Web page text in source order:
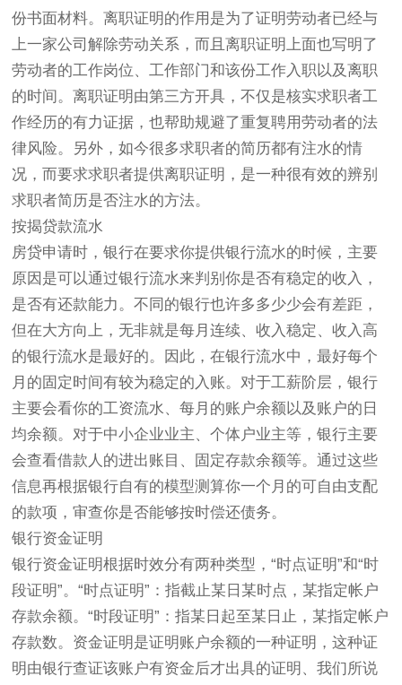
份书面材料。离职证明的作用是为了证明劳动者已经与
上一家公司解除劳动关系，而且离职证明上面也写明了
劳动者的工作岗位、工作部门和该份工作入职以及离职
的时间。离职证明由第三方开具，不仅是核实求职者工
作经历的有力证据，也帮助规避了重复聘用劳动者的法
律风险。另外，如今很多求职者的简历都有注水的情
况，而要求求职者提供离职证明，是一种很有效的辨别
求职者简历是否注水的方法。
按揭贷款流水
房贷申请时，银行在要求你提供银行流水的时候，主要
原因是可以通过银行流水来判别你是否有稳定的收入，
是否有还款能力。不同的银行也许多多少少会有差距，
但在大方向上，无非就是每月连续、收入稳定、收入高
的银行流水是最好的。因此，在银行流水中，最好每个
月的固定时间有较为稳定的入账。对于工薪阶层，银行
主要会看你的工资流水、每月的账户余额以及账户的日
均余额。对于中小企业业主、个体户业主等，银行主要
会查看借款人的进出账目、固定存款余额等。通过这些
信息再根据银行自有的模型测算你一个月的可自由支配
的款项，审查你是否能够按时偿还债务。
银行资金证明
银行资金证明根据时效分有两种类型，“时点证明”和“时
段证明”。“时点证明”：指截止某日某时点，某指定帐户
存款余额。“时段证明”：指某日起至某日止，某指定帐户
存款数。资金证明是证明账户余额的一种证明，这种证
明由银行查证该账户有资金后才出具的证明、我们所说